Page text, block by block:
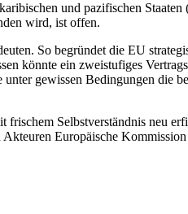
und pazifischen
wird, ist offen.
So begründet die EU
könnte ein zweistufiges
gewissen Bedingungen die
Selbstverständnis neu
Europäische